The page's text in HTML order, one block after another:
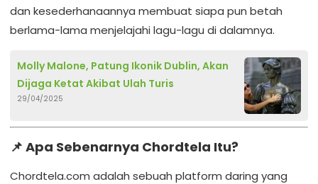
dan kesederhanaannya membuat siapa pun betah
berlama-lama menjelajahi lagu-lagu di dalamnya.
Molly Malone, Patung Ikonik Dublin, Akan
Dijaga Ketat Akibat Ulah Turis
29/04/2025
📌 Apa Sebenarnya Chordtela Itu?
Chordtela.com adalah sebuah platform daring yang